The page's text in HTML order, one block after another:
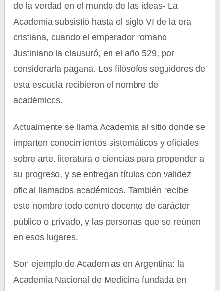
de la verdad en el mundo de las ideas- La
Academia subsistió hasta el siglo VI de la era
cristiana, cuando el emperador romano
Justiniano la clausuró, en el año 529, por
considerarla pagana. Los filósofos seguidores de
esta escuela recibieron el nombre de
académicos.
Actualmente se llama Academia al sitio donde se
imparten conocimientos sistemáticos y oficiales
sobre arte, literatura o ciencias para propender a
su progreso, y se entregan títulos con validez
oficial llamados académicos. También recibe
este nombre todo centro docente de carácter
público o privado, y las personas que se reúnen
en esos lugares.
Son ejemplo de Academias en Argentina: la
Academia Nacional de Medicina fundada en